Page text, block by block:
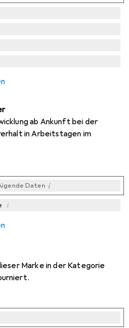
ab Ankunft bei der
in Arbeitstagen im
Daten i
i
Marke in der Kategorie